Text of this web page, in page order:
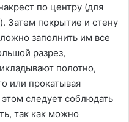
по центру (для
Затем покрытие и стену
заполнить им все
разрез,
полотно,
или прокатывая
следует соблюдать
так как можно